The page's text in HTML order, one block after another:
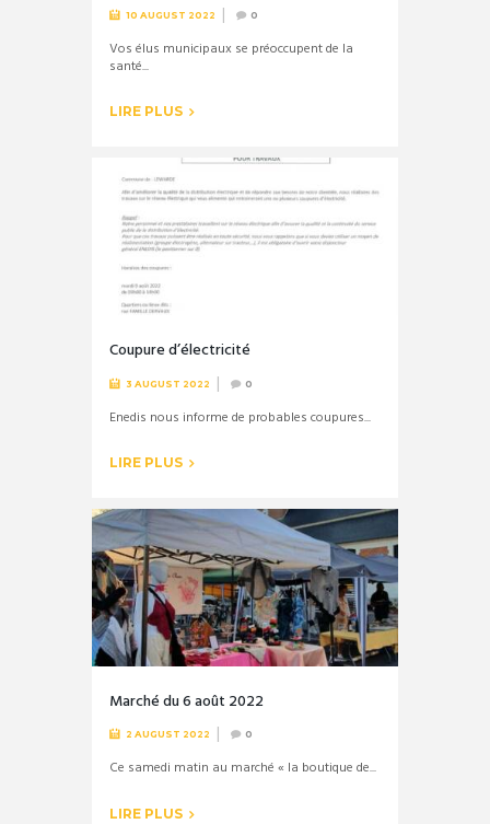
10 AUGUST 2022 0
Vos élus municipaux se préoccupent de la
santé...
LIRE PLUS
Coupure d’électricité
3 AUGUST 2022 0
Enedis nous informe de probables coupures...
LIRE PLUS
Marché du 6 août 2022
2 AUGUST 2022 0
Ce samedi matin au marché « la boutique de...
LIRE PLUS